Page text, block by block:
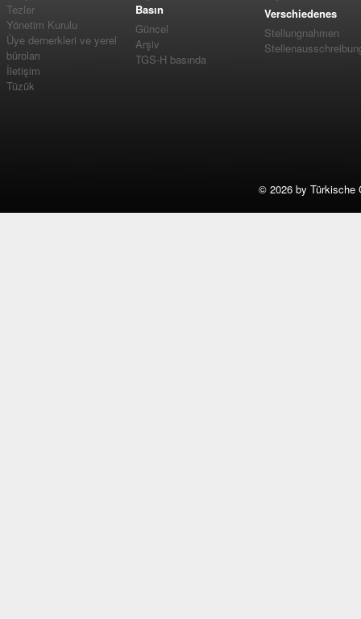
Tezler
Yönetim Kurulu
Üye dernerkleri ve yerel
büroları
İletişim
Tüzük
Basın
Güncel
Arşiv
TGS-H basında
Verschiedenes
Stellungnahmen
© 2026 by Türkische